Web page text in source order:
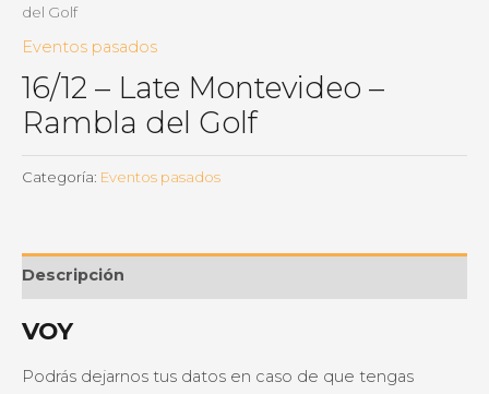
del Golf
Eventos pasados
16/12 – Late Montevideo –
Rambla del Golf
Categoría: Eventos pasados
Descripción
VOY
Podrás dejarnos tus datos en caso de que tengas